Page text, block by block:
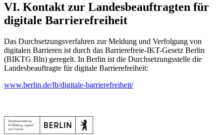
VI. Kontakt zur Landesbeauftragten für
digitale Barrierefreiheit
Das Durchsetzungsverfahren zur Meldung und Verfolgung von
digitalen Barrieren ist durch das Barrierefreie-IKT-Gesetz Berlin
(BIKTG Bln) geregelt. In Berlin ist die Durchsetzungsstelle die
Landesbeauftragte für digitale Barrierefreiheit:
www.berlin.de/lb/digitale-barrierefreiheit/